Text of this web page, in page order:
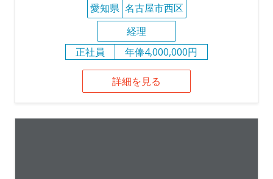
愛知県 名古屋市西区
経理
正社員
年俸4,000,000円
詳細を見る